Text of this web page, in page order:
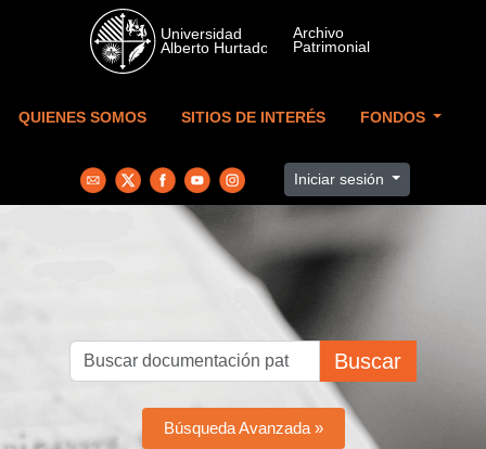
Skip to main content
QUIENES SOMOS SITIOS DE INTERÉS FONDOS
Iniciar sesión
Buscar
Búsqueda Avanzada »